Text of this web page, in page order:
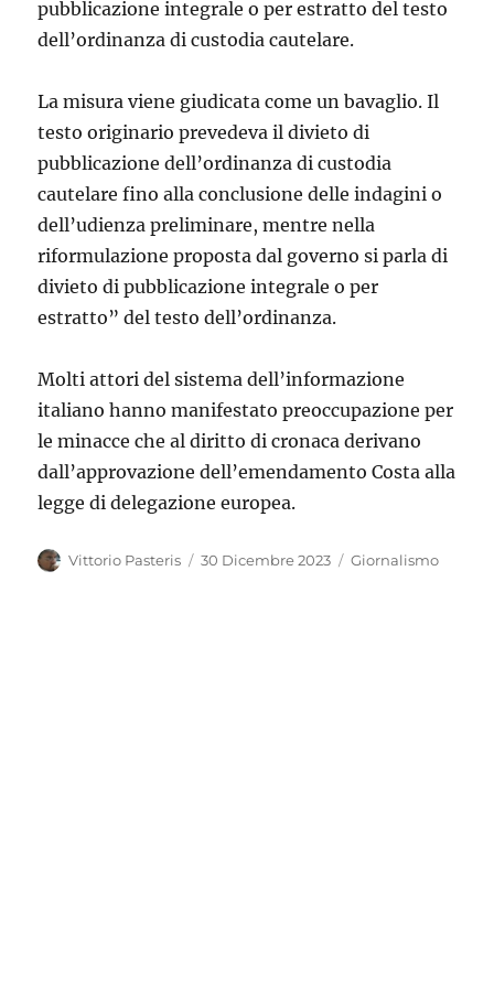
pubblicazione integrale o per estratto del testo
dell’ordinanza di custodia cautelare.
La misura viene giudicata come un bavaglio. Il
testo originario prevedeva il divieto di
pubblicazione dell’ordinanza di custodia
cautelare fino alla conclusione delle indagini o
dell’udienza preliminare, mentre nella
riformulazione proposta dal governo si parla di
divieto di pubblicazione integrale o per
estratto” del testo dell’ordinanza.
Molti attori del sistema dell’informazione
italiano hanno manifestato preoccupazione per
le minacce che al diritto di cronaca derivano
dall’approvazione dell’emendamento Costa alla
legge di delegazione europea.
Autore
Vittorio Pasteris
Pubblicato
30 Dicembre 2023 Categorie
Giornalismo